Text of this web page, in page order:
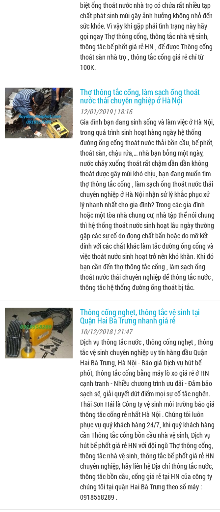
biệt ống thoát nước nhà trọ có chứa rất nhiều tạp
chất phát sinh mùi gây ảnh hưởng không nhỏ đến
sức khỏe. Vì vậy khi gặp phải tình trạng này hãy
gọi ngay Thợ thông cống, thông tắc nhà vệ sinh,
thông tắc bể phốt giá rẻ HN , để được Thông cống
thoát sàn nhà trọ , thông tắc cống giá rẻ chỉ từ
100K.
Thợ thông tắc cống, làm sạch ống thoát
nước thải chuyên nghiệp ở Hà Nội
12/01/2019 | 18:16
Gia đình bạn đang sinh sống và làm việc ở Hà Nội,
trong quá trình sinh hoạt hàng ngày hệ thống
đường ống cống thoát nước thải bồn cầu, bể phốt,
thoát sàn, chậu rửa,… nhà bạn bỗng một ngày,
nước chảy xuống thoát rất chậm dần dần không
thoát dược gây mùi khó chịu, bạn đang muốn tìm
thợ thông tắc cống , làm sạch ống thoát nước thải
chuyên nghiệp ở Hà Nội nhận sử lý khắc phục xử
lý nhanh nhất cho gia đình? Trong các gia đình
hoặc một tòa nhà chung cư, nhà tập thể nói chung
thì hệ thống thoát nước sinh hoạt lâu ngày thường
gặp các sự cố do đọng chất bẩn hoặc do mỡ kết
dính với các chất khác làm tắc đường ống cống và
việc thoát nước sinh hoạt trở nên khó khăn. Khi đó
bạn cần đến thợ thông tắc cống , làm sạch ống
thoát nước thải chuyên nghiệp để thông tắc nước ,
thông tắc hệ thống đường ống thoát bị tắc.
Thông cống nghẹt, thông tắc vệ sinh tại
Quận Hai Bà Trưng nhanh giá rẻ
10/12/2018 | 21:47
Dịch vụ thông tắc nước , thông cống nghẹt , thông
tắc vệ sinh chuyên nghiệp uy tín hàng đầu Quận
Hai Bà Trưng, Hà Nội - Báo giá Dịch vụ hút bể
phốt, thông tắc cống bằng máy lò xo giá rẻ ở HN
cạnh tranh - Nhiều chương trình ưu đãi - Đảm bảo
sạch sẽ, giải quyết dứt điểm mọi sự cố tắc nghẽn.
Thái Sơn Hải là Công ty vệ sinh môi trường báo giá
thông tắc cống rẻ nhất Hà Nội . Chúng tôi luôn
phục vụ quý khách hàng 24/7, khi quý khách hàng
cần Thông tắc cống bồn cầu nhà vệ sinh, Dịch vụ
hút bể phốt giá rẻ HN với đội ngũ Thợ thông cống,
thông tắc nhà vệ sinh, thông tắc bể phốt giá rẻ HN
chuyên nghiệp, hãy liên hệ Địa chỉ thông tắc nước,
thông tắc bồn cầu, cống giá rẻ tại HN của công ty
chúng tôi tại quận Hai Bà Trưng theo số máy :
0918558289 .